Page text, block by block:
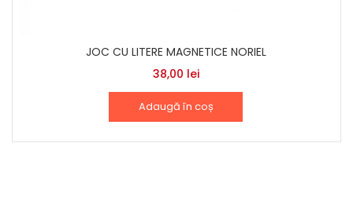
JOC CU LITERE MAGNETICE NORIEL
38,00 lei
Adaugă în coș